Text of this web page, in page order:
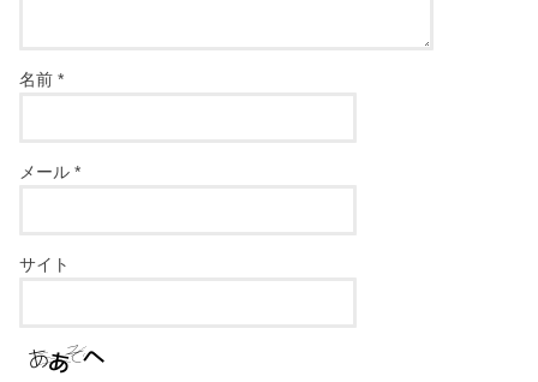
名前*
メール*
サイト